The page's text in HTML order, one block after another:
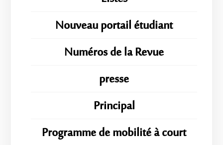
Nouveau portail étudiant
Numéros de la Revue
presse
Principal
Programme de mobilité à court